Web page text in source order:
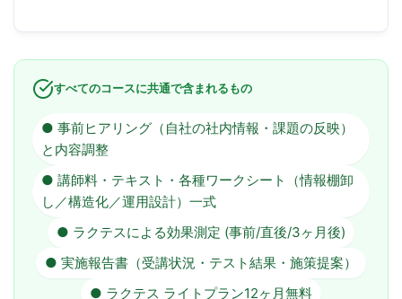
すべてのコースに共通で含まれるもの
● 事前ヒアリング（自社の社内情報・課題の反映）
と内容調整
● 講師料・テキスト・各種ワークシート（情報棚卸
し／構造化／運用設計）一式
● ラクテスによる効果測定 (事前/直後/3ヶ月後)
● 実施報告書（受講状況・テスト結果・施策提案）
● ラクテス ライトプラン12ヶ月無料